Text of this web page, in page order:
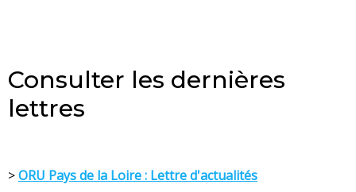
Consulter les dernières
lettres
>ORU Pays de la Loire : Lettre d'actualités